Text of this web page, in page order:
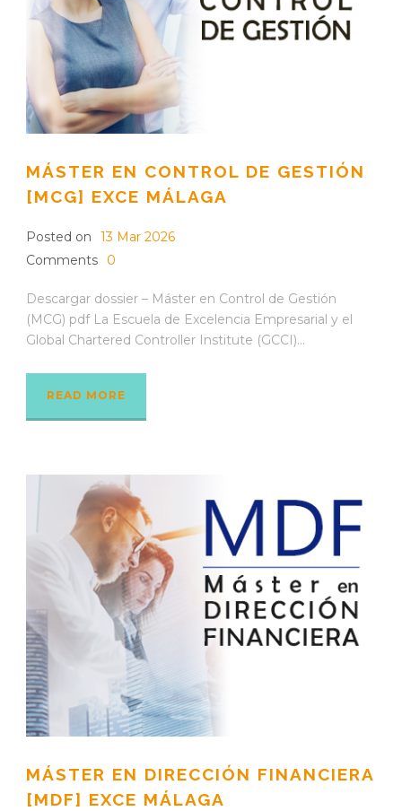
MÁSTER EN CONTROL DE GESTIÓN
[MCG] EXCE MÁLAGA
Posted on
13 Mar 2026
Comments
0
Descargar dossier – Máster en Control de Gestión
(MCG) pdf La Escuela de Excelencia Empresarial y el
Global Chartered Controller Institute (GCCI)...
READ MORE
MÁSTER EN DIRECCIÓN FINANCIERA
[MDF] EXCE MÁLAGA